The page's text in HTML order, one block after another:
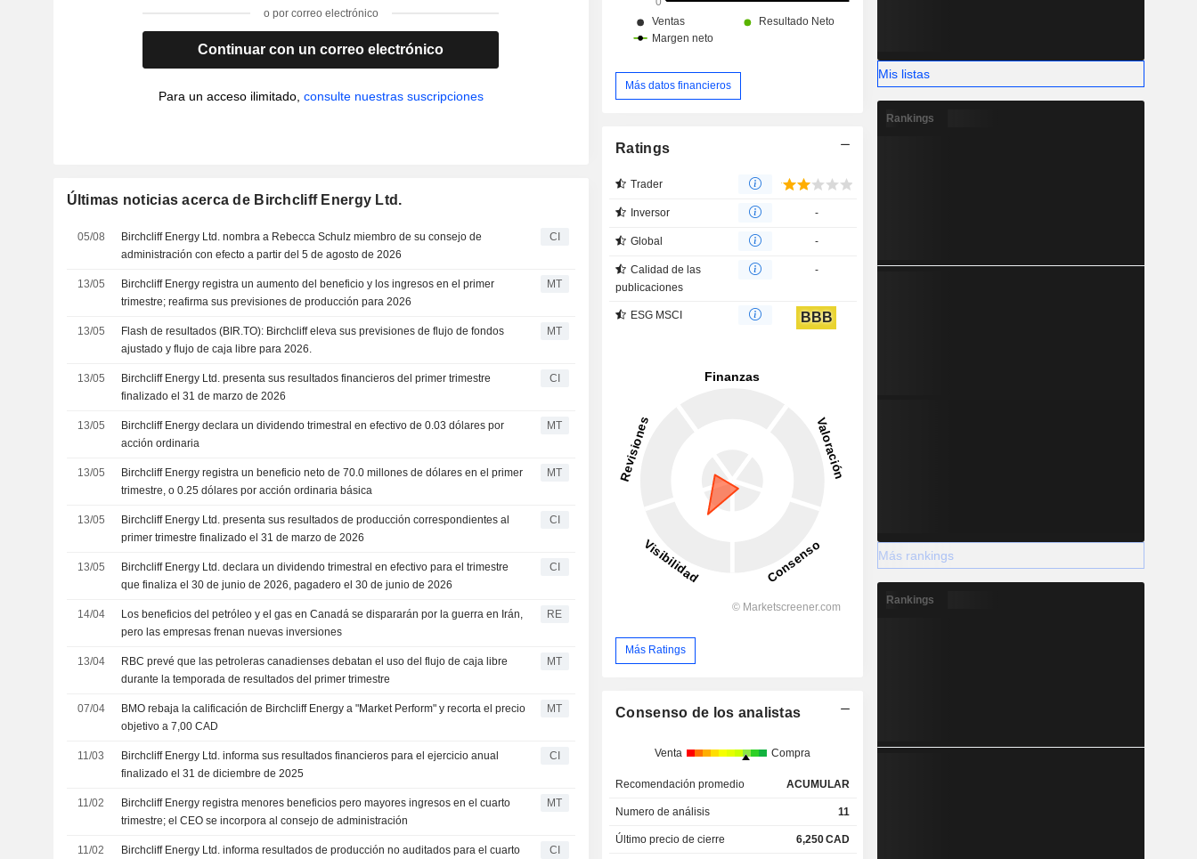
o por correo electrónico
Continuar con un correo electrónico
Para un acceso ilimitado, consulte nuestras suscripciones
Últimas noticias acerca de Birchcliff Energy Ltd.
05/08
Birchcliff Energy Ltd. nombra a Rebecca Schulz miembro de su consejo de
administración con efecto a partir del 5 de agosto de 2026
CI
13/05
Birchcliff Energy registra un aumento del beneficio y los ingresos en el primer
trimestre; reafirma sus previsiones de producción para 2026
MT
13/05
Flash de resultados (BIR.TO): Birchcliff eleva sus previsiones de flujo de fondos
ajustado y flujo de caja libre para 2026.
MT
13/05
Birchcliff Energy Ltd. presenta sus resultados financieros del primer trimestre
finalizado el 31 de marzo de 2026
CI
13/05
Birchcliff Energy declara un dividendo trimestral en efectivo de 0.03 dólares por
acción ordinaria
MT
13/05
Birchcliff Energy registra un beneficio neto de 70.0 millones de dólares en el primer
trimestre, o 0.25 dólares por acción ordinaria básica
MT
13/05
Birchcliff Energy Ltd. presenta sus resultados de producción correspondientes al
primer trimestre finalizado el 31 de marzo de 2026
CI
13/05
Birchcliff Energy Ltd. declara un dividendo trimestral en efectivo para el trimestre
que finaliza el 30 de junio de 2026, pagadero el 30 de junio de 2026
CI
14/04
Los beneficios del petróleo y el gas en Canadá se dispararán por la guerra en Irán,
pero las empresas frenan nuevas inversiones
RE
13/04
RBC prevé que las petroleras canadienses debatan el uso del flujo de caja libre
durante la temporada de resultados del primer trimestre
MT
07/04
BMO rebaja la calificación de Birchcliff Energy a "Market Perform" y recorta el precio
objetivo a 7,00 CAD
MT
11/03
Birchcliff Energy Ltd. informa sus resultados financieros para el ejercicio anual
finalizado el 31 de diciembre de 2025
CI
11/02
Birchcliff Energy registra menores beneficios pero mayores ingresos en el cuarto
trimestre; el CEO se incorpora al consejo de administración
MT
11/02
Birchcliff Energy Ltd. informa resultados de producción no auditados para el cuarto
CI
Más datos financieros
Ratings
Trader
Inversor -
Global -
Calidad de las
publicaciones
-
ESG MSCI BBB
Más Ratings
Consenso de los analistas
Venta Compra
Recomendación promedio ACUMULAR
Numero de análisis 11
Último precio de cierre 6,250CAD
Mis listas
Rankings
Más rankings
Rankings